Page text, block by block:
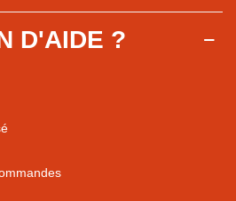
D'AIDE ?